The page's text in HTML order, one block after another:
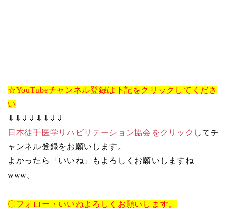
☆YouTubeチャンネル登録は下記をクリックしてくださ
い
⇓⇓⇓⇓⇓⇓⇓⇓
日本徒手医学リハビリテーション協会をクリック してチ
ャンネル登録をお願いします。
よかったら「いいね」もよろしくお願いしますね
www。
〇フォロー・いいねよろしくお願いします。